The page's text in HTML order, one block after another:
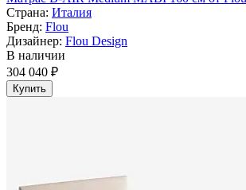
Страна: Италия
Бренд: Flou
Дизайнер: Flou Design
В наличии
304 040 ₽
Купить